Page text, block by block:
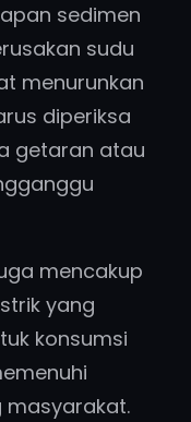
sedimen
sudu
menurunkan
diperiksa
getaran atau
mencakup
yang
konsumsi
masyarakat.